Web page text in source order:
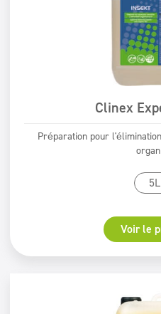
Clinex
Préparation pour
5L
Voir le